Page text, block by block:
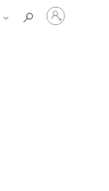
Zaloguj
się
do